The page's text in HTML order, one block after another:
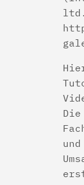
ltd.
Die